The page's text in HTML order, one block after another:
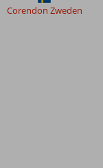
Corendon Zweden